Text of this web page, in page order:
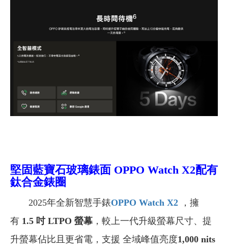
堅固藍寶石玻璃錶面 OPPO Watch X2配有
鈦合金錶圈
2025年全新智慧手錶OPPO Watch X2 ，擁
有 1.5 吋 LTPO 螢幕 ，較上一代升級螢幕尺寸、提
升螢幕佔比且更省電，支援 全域峰值亮度1,000 nits